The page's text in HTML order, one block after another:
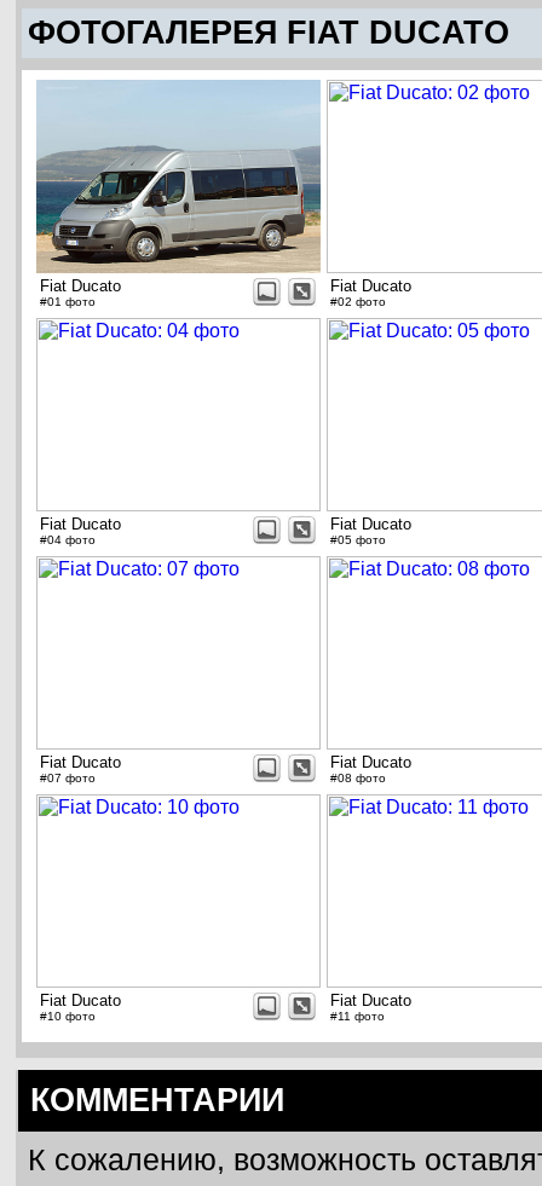
ФОТОГАЛЕРЕЯ FIAT DUCATO
Fiat Ducato
#01 фото
Fiat Ducato
#02 фото
Fiat Ducato
#04 фото
Fiat Ducato
#05 фото
Fiat Ducato
#07 фото
Fiat Ducato
#08 фото
Fiat Ducato
#10 фото
Fiat Ducato
#11 фото
КОММЕНТАРИИ
К сожалению, возможность